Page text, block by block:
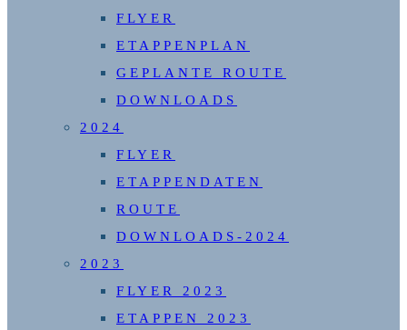
FLYER
ETAPPENPLAN
GEPLANTE ROUTE
DOWNLOADS
2024
FLYER
ETAPPENDATEN
ROUTE
DOWNLOADS-2024
2023
FLYER 2023
ETAPPEN 2023